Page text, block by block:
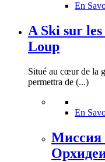
En
A Ski sur
Loup
Situé au cœur de la
permettra de (...)
En
Миссия